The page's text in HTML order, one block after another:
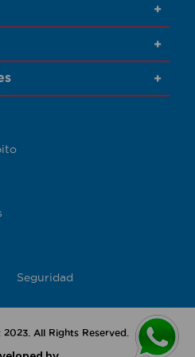
+
+
+
Seguridad
All Rights Reserved.